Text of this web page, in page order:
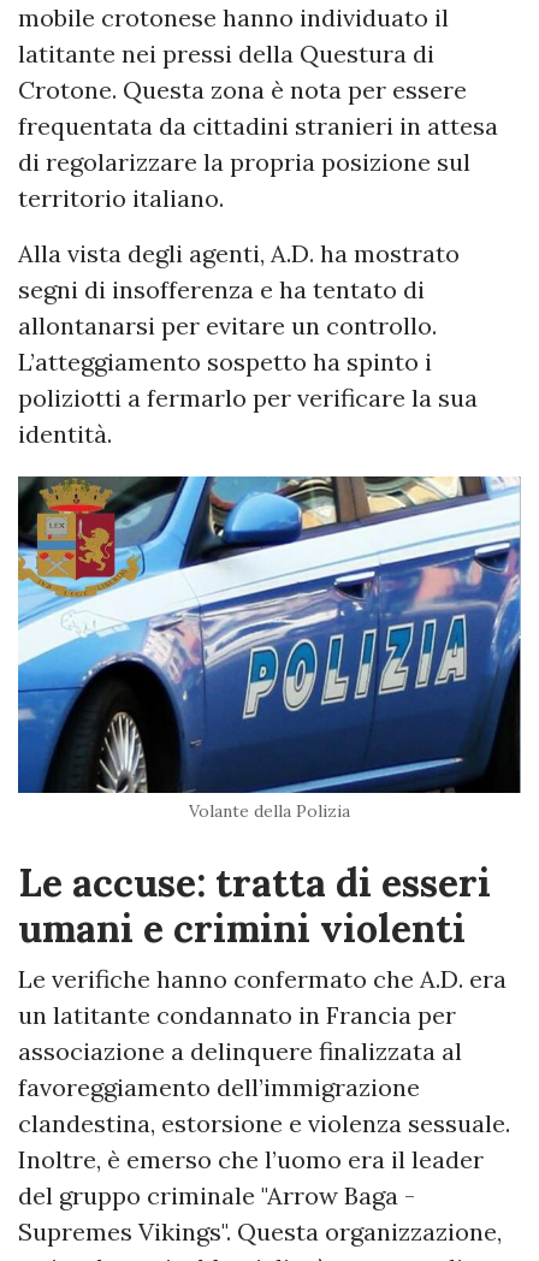
mobile crotonese hanno individuato il
latitante nei pressi della Questura di
Crotone. Questa zona è nota per essere
frequentata da cittadini stranieri in attesa
di regolarizzare la propria posizione sul
territorio italiano.
Alla vista degli agenti, A.D. ha mostrato
segni di insofferenza e ha tentato di
allontanarsi per evitare un controllo.
L’atteggiamento sospetto ha spinto i
poliziotti a fermarlo per verificare la sua
identità.
Volante della Polizia
Le accuse: tratta di esseri
umani e crimini violenti
Le verifiche hanno confermato che A.D. era
un latitante condannato in Francia per
associazione a delinquere finalizzata al
favoreggiamento dell’immigrazione
clandestina, estorsione e violenza sessuale.
Inoltre, è emerso che l’uomo era il leader
del gruppo criminale "Arrow Baga -
Supremes Vikings". Questa organizzazione,